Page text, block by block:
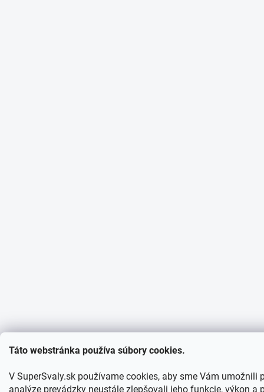
Táto webstránka používa súbory cookies.
V SuperSvaly.sk používame cookies, aby sme Vám umožnili
analýze prevádzky neustále zlepšovali jeho funkcie, výkon